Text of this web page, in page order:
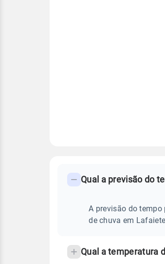
PREVISÃO
frequentes
temperatura
Qual a previsão do
A previsão do tempo
de chuva em
Qual a temperatura